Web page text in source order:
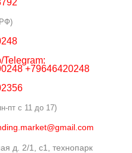
Telegram:
+79646420248
пт с 11 до 17)
д. 2/1, с1, технопарк